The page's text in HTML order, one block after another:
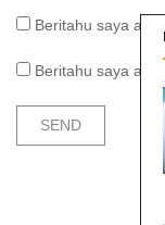
Beritahu saya
Beritahu saya